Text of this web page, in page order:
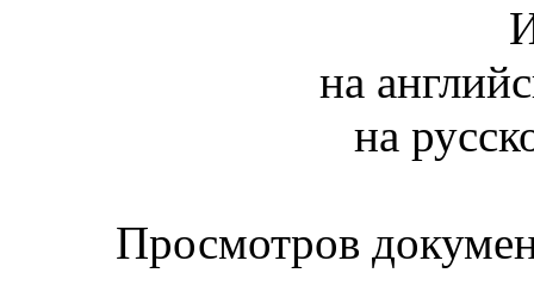
на
на
Просмотров